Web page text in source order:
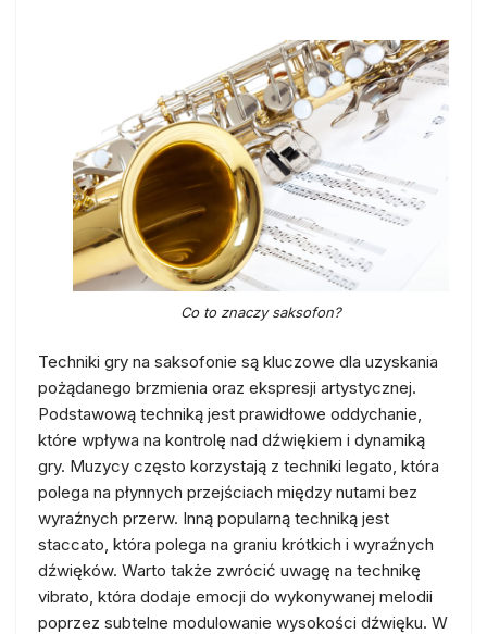
Co to znaczy saksofon?
Techniki gry na saksofonie są kluczowe dla uzyskania
pożądanego brzmienia oraz ekspresji artystycznej.
Podstawową techniką jest prawidłowe oddychanie,
które wpływa na kontrolę nad dźwiękiem i dynamiką
gry. Muzycy często korzystają z techniki legato, która
polega na płynnych przejściach między nutami bez
wyraźnych przerw. Inną popularną techniką jest
staccato, która polega na graniu krótkich i wyraźnych
dźwięków. Warto także zwrócić uwagę na technikę
vibrato, która dodaje emocji do wykonywanej melodii
poprzez subtelne modulowanie wysokości dźwięku. W